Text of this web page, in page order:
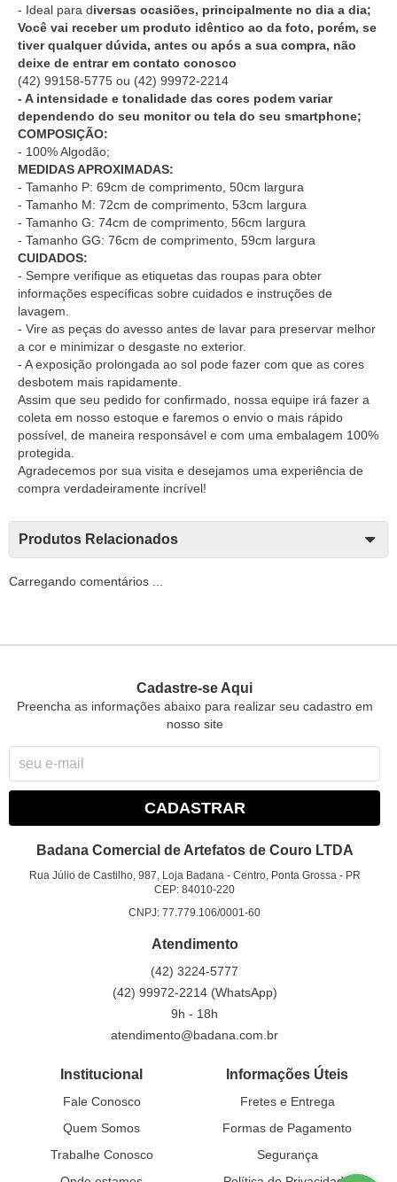
- Ideal para diversas ocasiões, principalmente no dia a dia;
Você vai receber um produto idêntico ao da foto, porém, se
tiver qualquer dúvida, antes ou após a sua compra, não
deixe de entrar em contato conosco
(42) 99158-5775 ou (42) 99972-2214
- A intensidade e tonalidade das cores podem variar
dependendo do seu monitor ou tela do seu smartphone;
COMPOSIÇÃO:
- 100% Algodão;
MEDIDAS APROXIMADAS:
- Tamanho P: 69cm de comprimento, 50cm largura
- Tamanho M: 72cm de comprimento, 53cm largura
- Tamanho G: 74cm de comprimento, 56cm largura
- Tamanho GG: 76cm de comprimento, 59cm largura
CUIDADOS:
- Sempre verifique as etiquetas das roupas para obter
informações específicas sobre cuidados e instruções de
lavagem.
- Vire as peças do avesso antes de lavar para preservar melhor
a cor e minimizar o desgaste no exterior.
- A exposição prolongada ao sol pode fazer com que as cores
desbotem mais rapidamente.
Assim que seu pedido for confirmado, nossa equipe irá fazer a
coleta em nosso estoque e faremos o envio o mais rápido
possível, de maneira responsável e com uma embalagem 100%
protegida.
Agradecemos por sua visita e desejamos uma experiência de
compra verdadeiramente incrível!
Produtos Relacionados
Carregando comentários ...
Cadastre-se Aqui
Preencha as informações abaixo para realizar seu cadastro em
nosso site
CADASTRAR
Badana Comercial de Artefatos de Couro LTDA
Rua Júlio de Castilho, 987, Loja Badana - Centro, Ponta Grossa - PR
CEP: 84010-220
CNPJ: 77.779.106/0001-60
Atendimento
(42) 3224-5777
(42) 99972-2214 (WhatsApp)
9h - 18h
atendimento@badana.com.br
Institucional
Fale Conosco
Quem Somos
Trabalhe Conosco
Informações Úteis
Fretes e Entrega
Formas de Pagamento
Segurança